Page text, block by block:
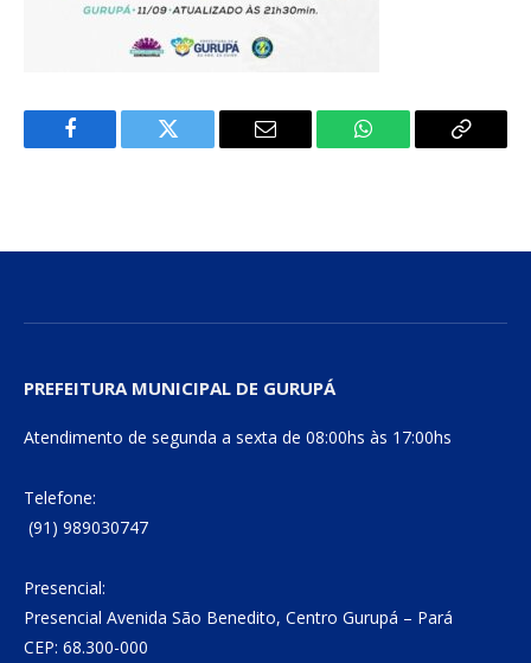
Facebook Twitter
E-
WhatsApp Copiar
PREFEITURA MUNICIPAL DE GURUPÁ
Atendimento de segunda a sexta de 08:00hs às 17:00hs
Telefone:
(91) 989030747
Presencial:
Presencial Avenida São Benedito, Centro Gurupá – Pará
CEP: 68.300-000